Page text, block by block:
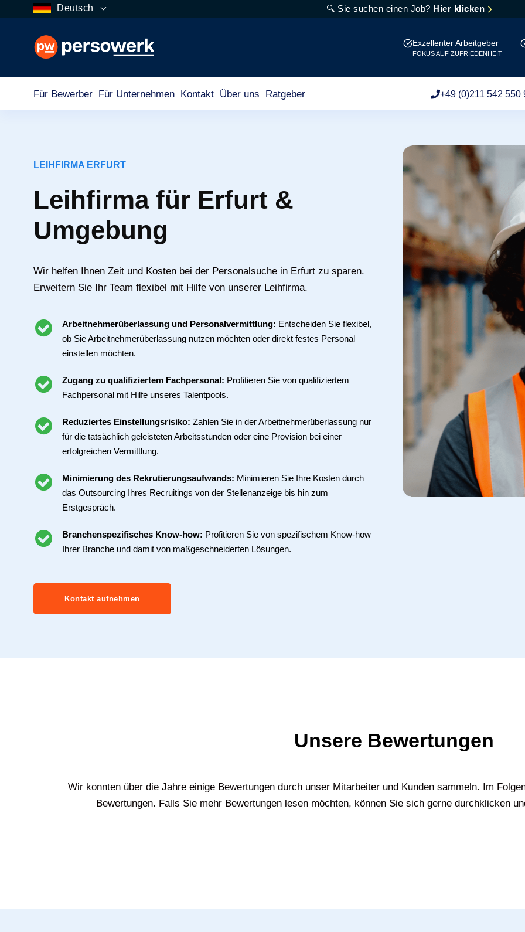
Deutsch 🔍 Sie suchen einen Job? Hier klicken
Exzellenter Arbeitgeber
FOKUS AUF ZUFRIEDENHEIT
Für Bewerber Für Unternehmen Kontakt Über uns Ratgeber +49 (0)211 542 550
LEIHFIRMA ERFURT
Leihfirma für Erfurt &
Umgebung
Wir helfen Ihnen Zeit und Kosten bei der Personalsuche in Erfurt zu sparen.
Erweitern Sie Ihr Team flexibel mit Hilfe von unserer Leihfirma.
Arbeitnehmerüberlassung und Personalvermittlung: Entscheiden Sie flexibel,
ob Sie Arbeitnehmerüberlassung nutzen möchten oder direkt festes Personal
einstellen möchten.
Zugang zu qualifiziertem Fachpersonal: Profitieren Sie von qualifiziertem
Fachpersonal mit Hilfe unseres Talentpools.
Reduziertes Einstellungsrisiko: Zahlen Sie in der Arbeitnehmerüberlassung nur
für die tatsächlich geleisteten Arbeitsstunden oder eine Provision bei einer
erfolgreichen Vermittlung.
Minimierung des Rekrutierungsaufwands: Minimieren Sie Ihre Kosten durch
das Outsourcing Ihres Recruitings von der Stellenanzeige bis hin zum
Erstgespräch.
Branchenspezifisches Know-how: Profitieren Sie von spezifischem Know-how
Ihrer Branche und damit von maßgeschneiderten Lösungen.
Kontakt aufnehmen
Unsere Bewertungen
Wir konnten über die Jahre einige Bewertungen durch unser Mitarbeiter und Kunden sammeln. Im
Bewertungen. Falls Sie mehr Bewertungen lesen möchten, können Sie sich gerne durchklicken